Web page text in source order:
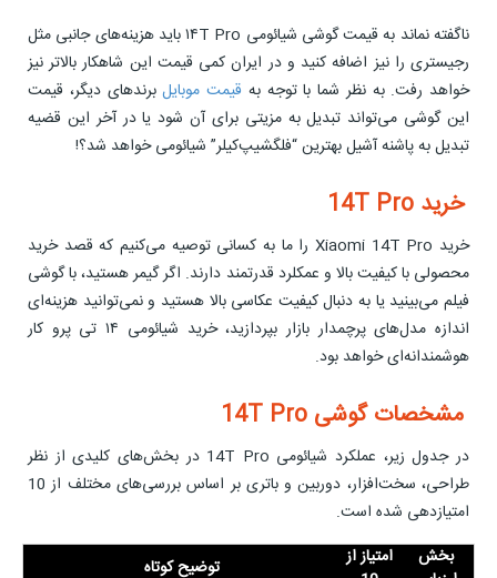
ناگفته نماند به قیمت گوشی شیائومی ۱۴T Pro باید هزینه‌های جانبی مثل
رجیستری را نیز اضافه کنید و در ایران کمی قیمت این شاهکار بالاتر نیز
خواهد رفت. به نظر شما با توجه به قیمت موبایلبرندهای دیگر، قیمت
این گوشی می‌تواند تبدیل به مزیتی برای آن شود یا در آخر این قضیه
تبدیل به پاشنه آشیل بهترین “فلگشیپ‌کیلر” شیائومی خواهد شد؟!
خرید 14T Pro
خرید Xiaomi 14T Pro را ما به کسانی توصیه می‌کنیم که قصد خرید
محصولی با کیفیت بالا و عمکلرد قدرتمند دارند. اگر گیمر هستید، با گوشی
فیلم می‌بینید یا به دنبال کیفیت عکاسی بالا هستید و نمی‌توانید هزینه‌ای
اندازه مدل‌های پرچمدار بازار بپردازید، خرید شیائومی ۱۴ تی پرو کار
هوشمندانه‌ای خواهد بود.
مشخصات گوشی 14T Pro
در جدول زیر، عملکرد شیائومی 14T Pro در بخش‌های کلیدی از نظر
طراحی، سخت‌افزار، دوربین و باتری بر اساس بررسی‌های مختلف از 10
امتیازدهی شده است.
بخش
امتیاز از
توضیح کوتاه